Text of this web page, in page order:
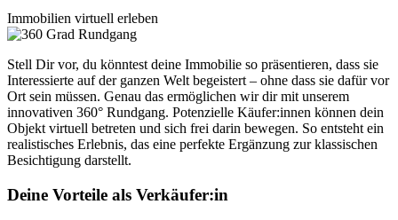
Immobilien virtuell erleben
Stell Dir vor, du könntest deine Immobilie so präsentieren, dass sie
Interessierte auf der ganzen Welt begeistert – ohne dass sie dafür vor
Ort sein müssen. Genau das ermöglichen wir dir mit unserem
innovativen 360° Rundgang. Potenzielle Käufer:innen können dein
Objekt virtuell betreten und sich frei darin bewegen. So entsteht ein
realistisches Erlebnis, das eine perfekte Ergänzung zur klassischen
Besichtigung darstellt.
Deine Vorteile als Verkäufer:in